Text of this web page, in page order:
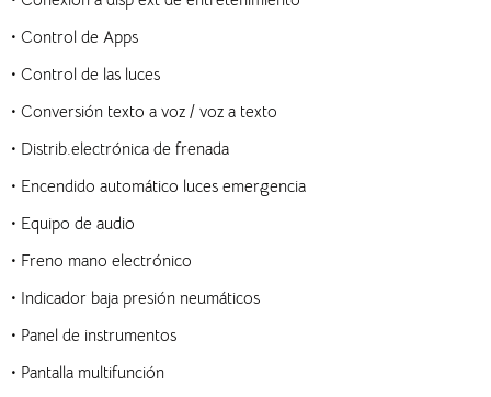
• Control de Apps
• Control de las luces
• Conversión texto a voz / voz a texto
• Distrib.electrónica de frenada
• Encendido automático luces emergencia
• Equipo de audio
• Freno mano electrónico
• Indicador baja presión neumáticos
• Panel de instrumentos
• Pantalla multifunción